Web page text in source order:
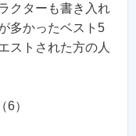
クターも書き入れ
多かったベスト5
ストされた方の人
）